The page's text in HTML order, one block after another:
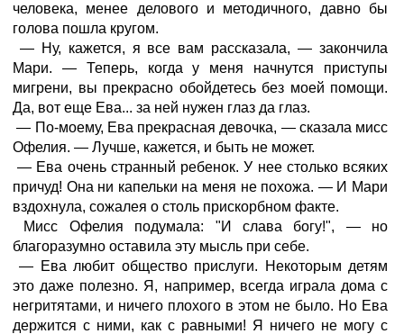
человека, менее делового и методичного, давно бы
голова пошла кругом.
— Ну, кажется, я все вам рассказала, — закончила
Мари. — Теперь, когда у меня начнутся приступы
мигрени, вы прекрасно обойдетесь без моей помощи.
Да, вот еще Ева... за ней нужен глаз да глаз.
— По-моему, Ева прекрасная девочка, — сказала мисс
Офелия. — Лучше, кажется, и быть не может.
— Ева очень странный ребенок. У нее столько всяких
причуд! Она ни капельки на меня не похожа. — И Мари
вздохнула, сожалея о столь прискорбном факте.
Мисс Офелия подумала: "И слава богу!", — но
благоразумно оставила эту мысль при себе.
— Ева любит общество прислуги. Некоторым детям
это даже полезно. Я, например, всегда играла дома с
негритятами, и ничего плохого в этом не было. Но Ева
держится с ними, как с равными! Я ничего не могу с